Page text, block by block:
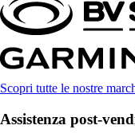
Scopri tutte le nostre
Assistenza post-